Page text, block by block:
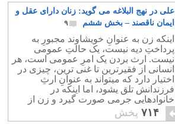
علی در نهج البلاغه می گوید: زنان دارای عقل و
ایمان ناقصند – بخش ششم
۹
اینکه زن به عنوانِ خویشاوند مجبورِ به
پرداختِ دیه نیست، یک حالتِ عمومی
نیست. ارث بردن یک امرِ عمومی است، هر
انسانی از فقیرترین تا غنی ترین، چیزی در
اختیار دارد که میتواند به عنوانِ ارثِ
فرزندانش تلق یشود، اما اینکه در
خانوادهایی جرمی صورت گیرد و زن از
پرداختِ دیه معاف شود یک حالتِ خاص
است.
۷۱۴ پخش